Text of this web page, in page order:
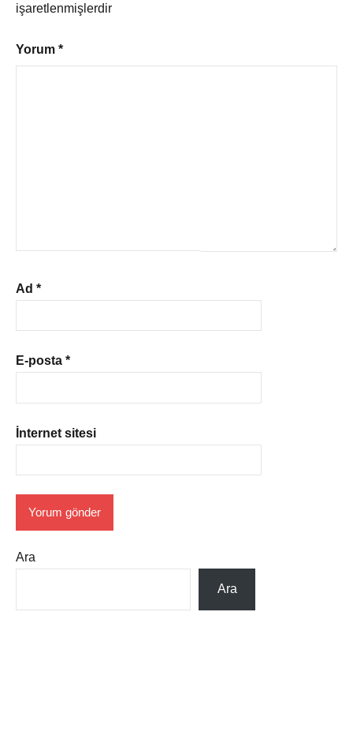
işaretlenmişlerdir
Yorum *
Ad *
E-posta *
İnternet sitesi
Ara
Ara